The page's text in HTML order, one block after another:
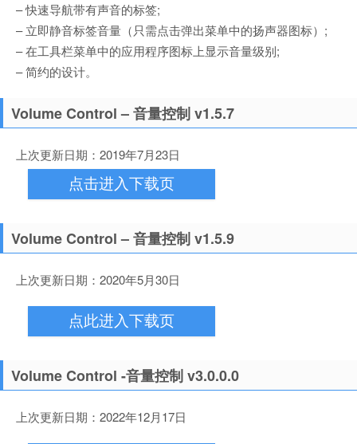
– 快速导航带有声音的标签;
– 立即静音标签音量（只需点击弹出菜单中的扬声器图标）;
– 在工具栏菜单中的应用程序图标上显示音量级别;
– 简约的设计。
Volume Control – 音量控制 v1.5.7
上次更新日期：2019年7月23日
点击进入下载页
Volume Control – 音量控制 v1.5.9
上次更新日期：2020年5月30日
点此进入下载页
Volume Control -音量控制 v3.0.0.0
上次更新日期：2022年12月17日